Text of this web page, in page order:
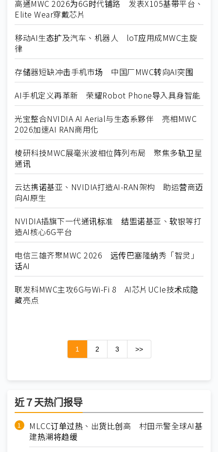
高通MWC 2026为6G时代铺路 发表X105基带平台、
Elite Wear穿戴芯片
移动AI生态扩及汽车、机器人 loT应用成MWC主旋
律
存储器短缺冲击手机市场 中国厂MWC转向AI突围
AI手机定义再革新 荣耀Robot Phone导入具身智能
光宝整合NVIDIA AI Aerial与生态系夥伴 亮相MWC
2026加速AI RAN商用化
棱研科技MWC展毫米波相位阵列布局 聚焦多轨卫星
通讯
云达携诺基亚、NVIDIA打造AI-RAN架构 助运营商迈
向AI原生
NVIDIA插旗下一代通讯标准 结盟诺基亚、软银等打
造AI核心6G平台
电信三雄齐聚MWC 2026 远传巴塞隆纳秀「智灵」
话AI
联发科MWC主攻6G与Wi-Fi 8 AI芯片UCIe技术成隐
藏亮点
1 2 3 >>
近７天热门报导
MLCC订单过热、出货比创高 村田示警全球AI基
建热潮将趋缓